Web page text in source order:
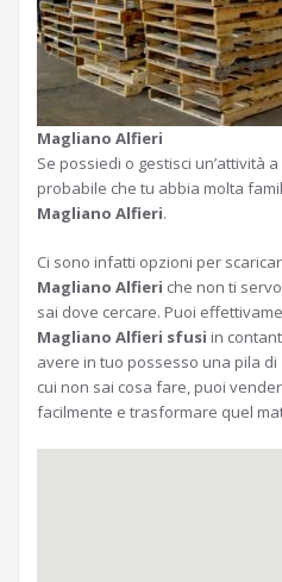
Magliano Alfieri
Se possiedi o gestisci un’attività a
probabile che tu abbia molta
Magliano Alfieri.
Ci sono infatti opzioni per
Magliano Alfieri che non ti
sai dove cercare. Puoi
Magliano Alfieri sfusi in
avere in tuo possesso una pila di
cui non sai cosa fare, puoi
facilmente e trasformare quel